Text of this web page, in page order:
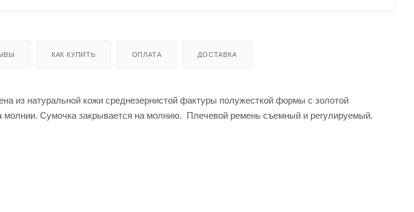
КАК КУПИТЬ ОПЛАТА ДОСТАВКА
из натуральной кожи среднезернистой фактуры полужесткой формы с золотой
молнии. Сумочка закрывается на молнию. Плечевой ремень съемный и регулируемый.